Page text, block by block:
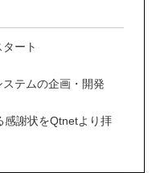
ート
テムの企画・開発
感謝状をQtnetより拝